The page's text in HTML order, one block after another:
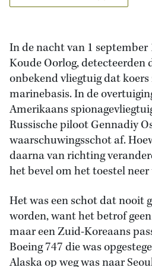
In de nacht van 1
Koude Oorlog, detecteerden
onbekend vliegtuig dat
marinebasis. In de
Amerikaans
Russische piloot Gennadiy
waarschuwingsschot af.
daarna van richting
het bevel om het toestel
Het was een schot dat nooit
worden, want het betrof
maar een Zuid-Koreaans
Boeing 747 die was
Alaska op weg was naar